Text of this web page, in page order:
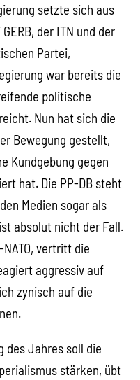
setzte sich aus
der ITN und der
Partei,
war bereits die
politische
Nun hat sich die
Bewegung gestellt,
Kundgebung gegen
hat. Die PP-DB steht
Medien sogar als
absolut nicht der Fall.
vertritt die
aggressiv auf
zynisch auf die
des Jahres soll die
stärken, übt